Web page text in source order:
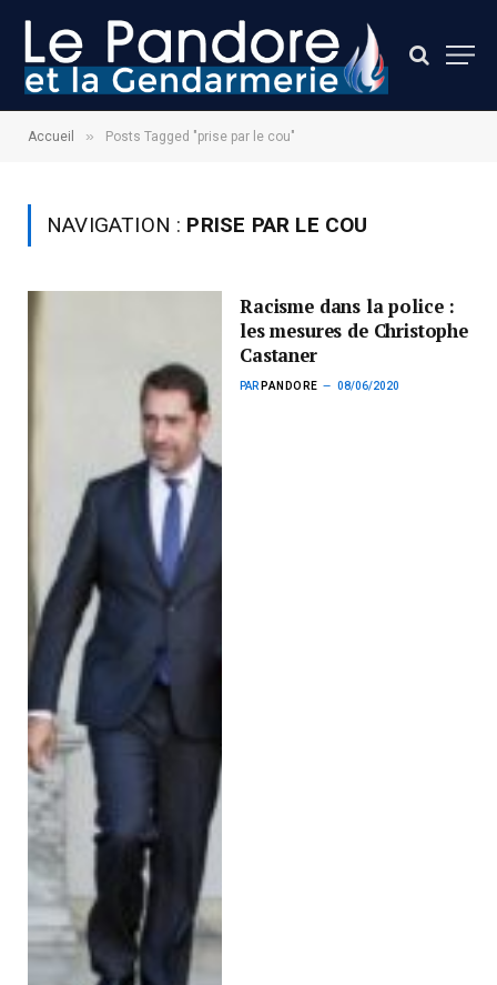
Accueil » Posts Tagged "prise par le cou"
NAVIGATION : PRISE PAR LE COU
Racisme dans la police :
les mesures de Christophe
Castaner
PAR PANDORE 08/06/2020